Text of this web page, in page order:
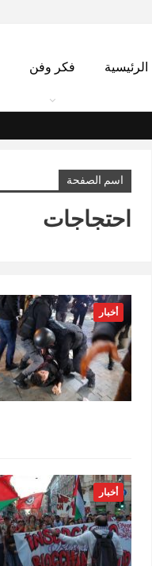
الرئيسية فكر وفن
اسم الصفحة
احتجاجات
أخبار
أخبار